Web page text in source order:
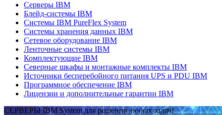
Серверы IBM
Блейд-системы IBM
Системы IBM PureFlex System
Системы хранения данных IBM
Сетевое оборудование IBM
Ленточные системы IBM
Комплектующие IBM
Северные шкафы и монтажные комплекты IBM
Источники бесперебойного питания UPS и PDU IBM
Программное обеспечение IBM
Лицензии и дополнительные гарантии IBM
СЕРВЕРЫ IBM System для решения любых задач!